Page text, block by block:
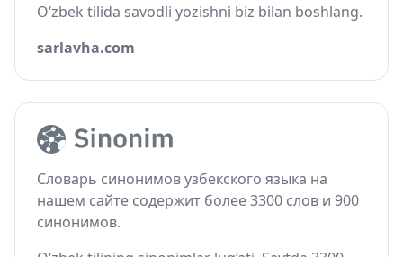
O‘zbek tilida savodli yozishni biz bilan boshlang.
sarlavha.com
Словарь синонимов узбекского языка на
нашем сайте содержит более 3300 слов и 900
синонимов.